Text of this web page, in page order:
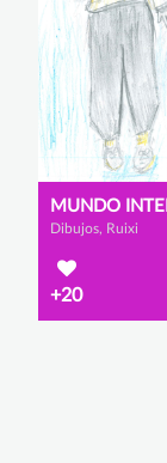
MUNDO
Dibujos, Ruixi
+20